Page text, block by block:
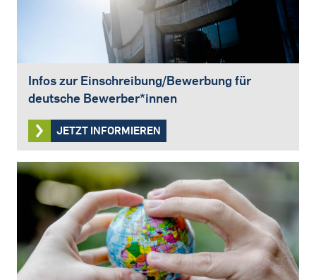
Infos zur Einschreibung/Bewerbung für
deutsche Bewerber*innen
JETZT INFORMIEREN